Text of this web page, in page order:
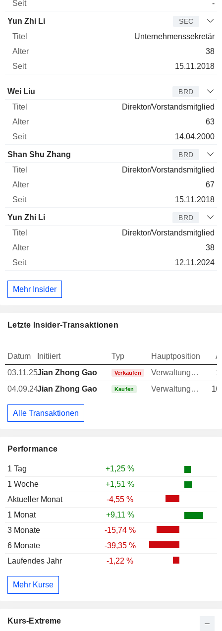
Performance
1 Tag
+1,25 %
1 Woche
+1,51 %
Aktueller Monat
-4,55 %
1 Monat
+9,11 %
3 Monate
-15,74 %
6 Monate
-39,35 %
Laufendes Jahr
-1,22 %
Mehr Kurse
Kurs-Extreme
-
Yun Zhi Li SEC
Unternehmenssekretär
38
15.11.2018
Verwaltungsratsmitglied
Wei Liu BRD
Direktor/Vorstandsmitglied
63
14.04.2000
Shan Shu Zhang BRD
Direktor/Vorstandsmitglied
67
15.11.2018
Yun Zhi Li BRD
Direktor/Vorstandsmitglied
38
12.11.2024
Mehr Insider
Letzte Insider-Transaktionen
Datum Initiiert Typ Hauptposition
03.11.25Jian Zhong Gao Verkaufen Verwaltungsratsmitglied
04.09.24Jian Zhong Gao Kaufen Verwaltungsratsmitglied
Alle Transaktionen